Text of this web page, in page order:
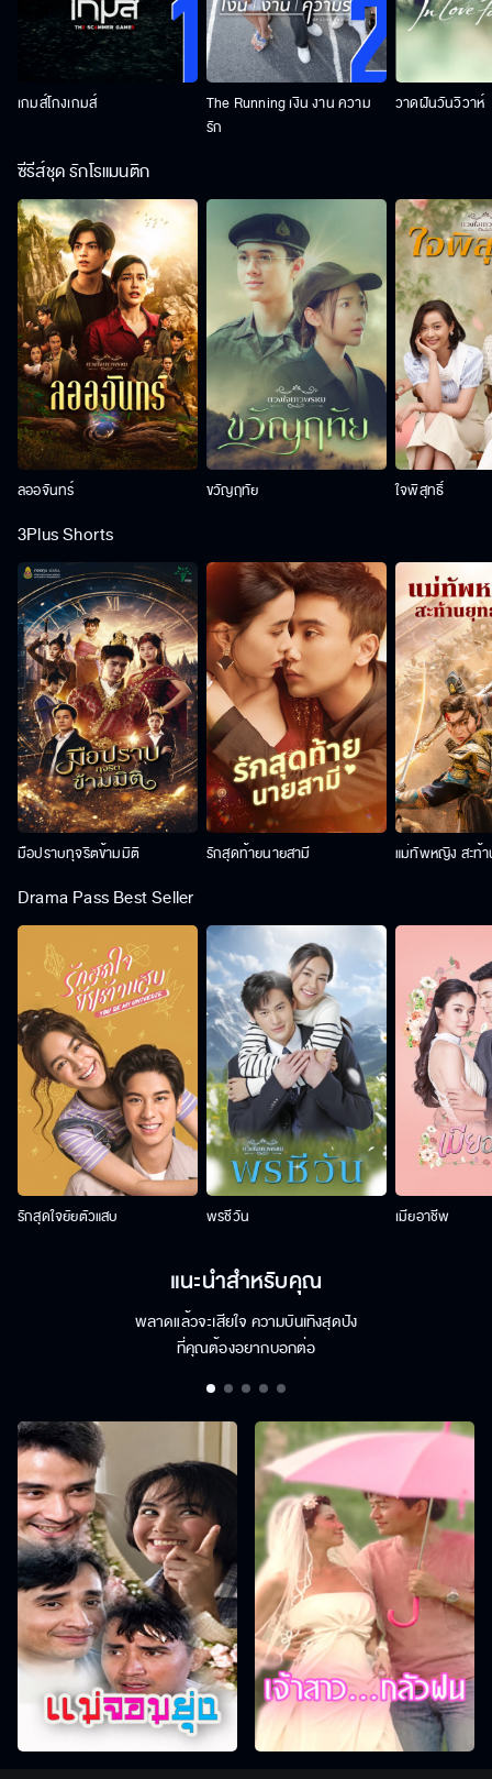
เกมส์โกงเกมส์
The Running เงิน งาน ความ
รัก
วาดฝันวันวิวาห์
ซีรีส์ชุด รักโรแมนติก
ลออจันทร์ ขวัญฤทัย ใจพิสุทธิ์
3Plus Shorts
มือปราบทุจริตข้ามมิติ รักสุดท้ายนายสามี แม่ทัพหญิง สะท้
Drama Pass Best Seller
รักสุดใจยัยตัวแสบ พรชีวัน เมียอาชีพ
แนะนำสำหรับคุณ
พลาดแล้วจะเสียใจ ความบันเทิงสุดปัง
ที่คุณต้องอยากบอกต่อ